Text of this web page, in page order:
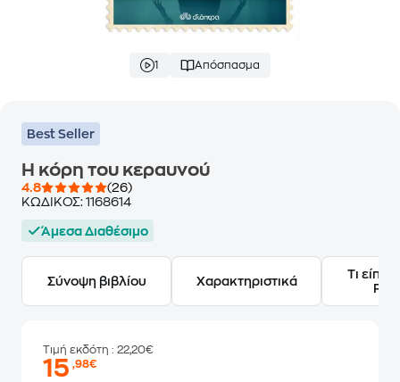
1 Απόσπασμα
Best Seller
Η κόρη του κεραυνού
4.8
(26)
ΚΩΔΙΚΟΣ: 1168614
Άμεσα Διαθέσιμο
Σύνοψη βιβλίου Χαρακτηριστικά
Τι
Τιμή εκδότη : 22,20€
15,98€